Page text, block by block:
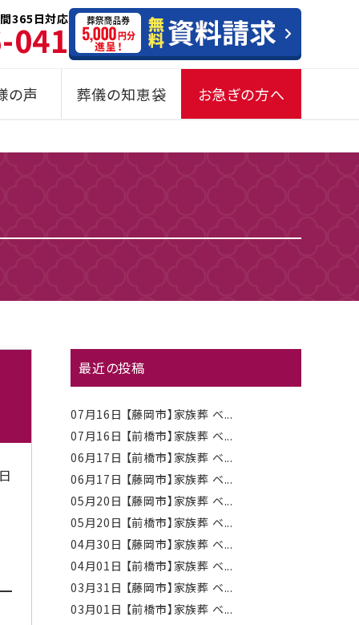
365日対応
041
の声 葬儀の知恵袋 お急ぎの方へ
最近の投稿
07月16日 【藤岡市】家族葬 ベ...
07月16日 【前橋市】家族葬 ベ...
06月17日 【前橋市】家族葬 ベ...
06月17日 【藤岡市】家族葬 ベ...
05月20日 【藤岡市】家族葬 ベ...
05月20日 【前橋市】家族葬 ベ...
04月30日 【藤岡市】家族葬 ベ...
04月01日 【前橋市】家族葬 ベ...
03月31日 【藤岡市】家族葬 ベ...
03月01日 【前橋市】家族葬 ベ...